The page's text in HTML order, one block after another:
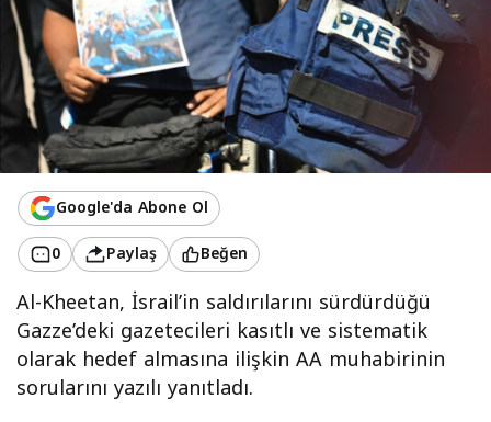
Google'da Abone Ol
0
Paylaş Beğen
Al-Kheetan, İsrail’in saldırılarını sürdürdüğü
Gazze’deki gazetecileri kasıtlı ve sistematik
olarak hedef almasına ilişkin AA muhabirinin
sorularını yazılı yanıtladı.